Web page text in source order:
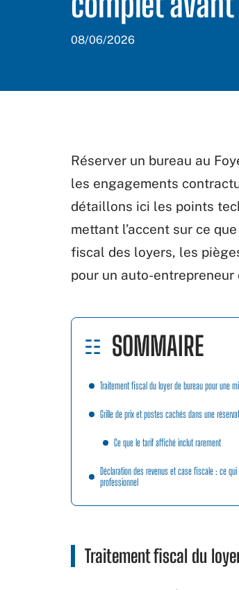
08/06/2026
Réserver un bureau au
les engagements
détaillons ici les points
mettant l’accent sur ce
fiscal des loyers, les
pour un auto-
SOMMAIRE
Traitement fiscal du loyer de bureau pour une
Grille de prix et postes cachés dans une
Ce que le tarif affiché inclut rarement
Déclaration des revenus et case fiscale : ce
professionnel
Traitement fiscal du